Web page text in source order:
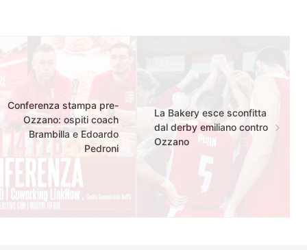
Conferenza stampa pre-
Ozzano: ospiti coach
Brambilla e Edoardo
Pedroni
La Bakery esce sconfitta
dal derby emiliano contro
Ozzano